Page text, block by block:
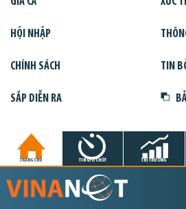
HỘI NHẬP
CHÍNH SÁCH TIN
SẮP DIỄN RA
TRANG CHỦ TIN GIỜ CHÓT THỊ TRƯỜNG